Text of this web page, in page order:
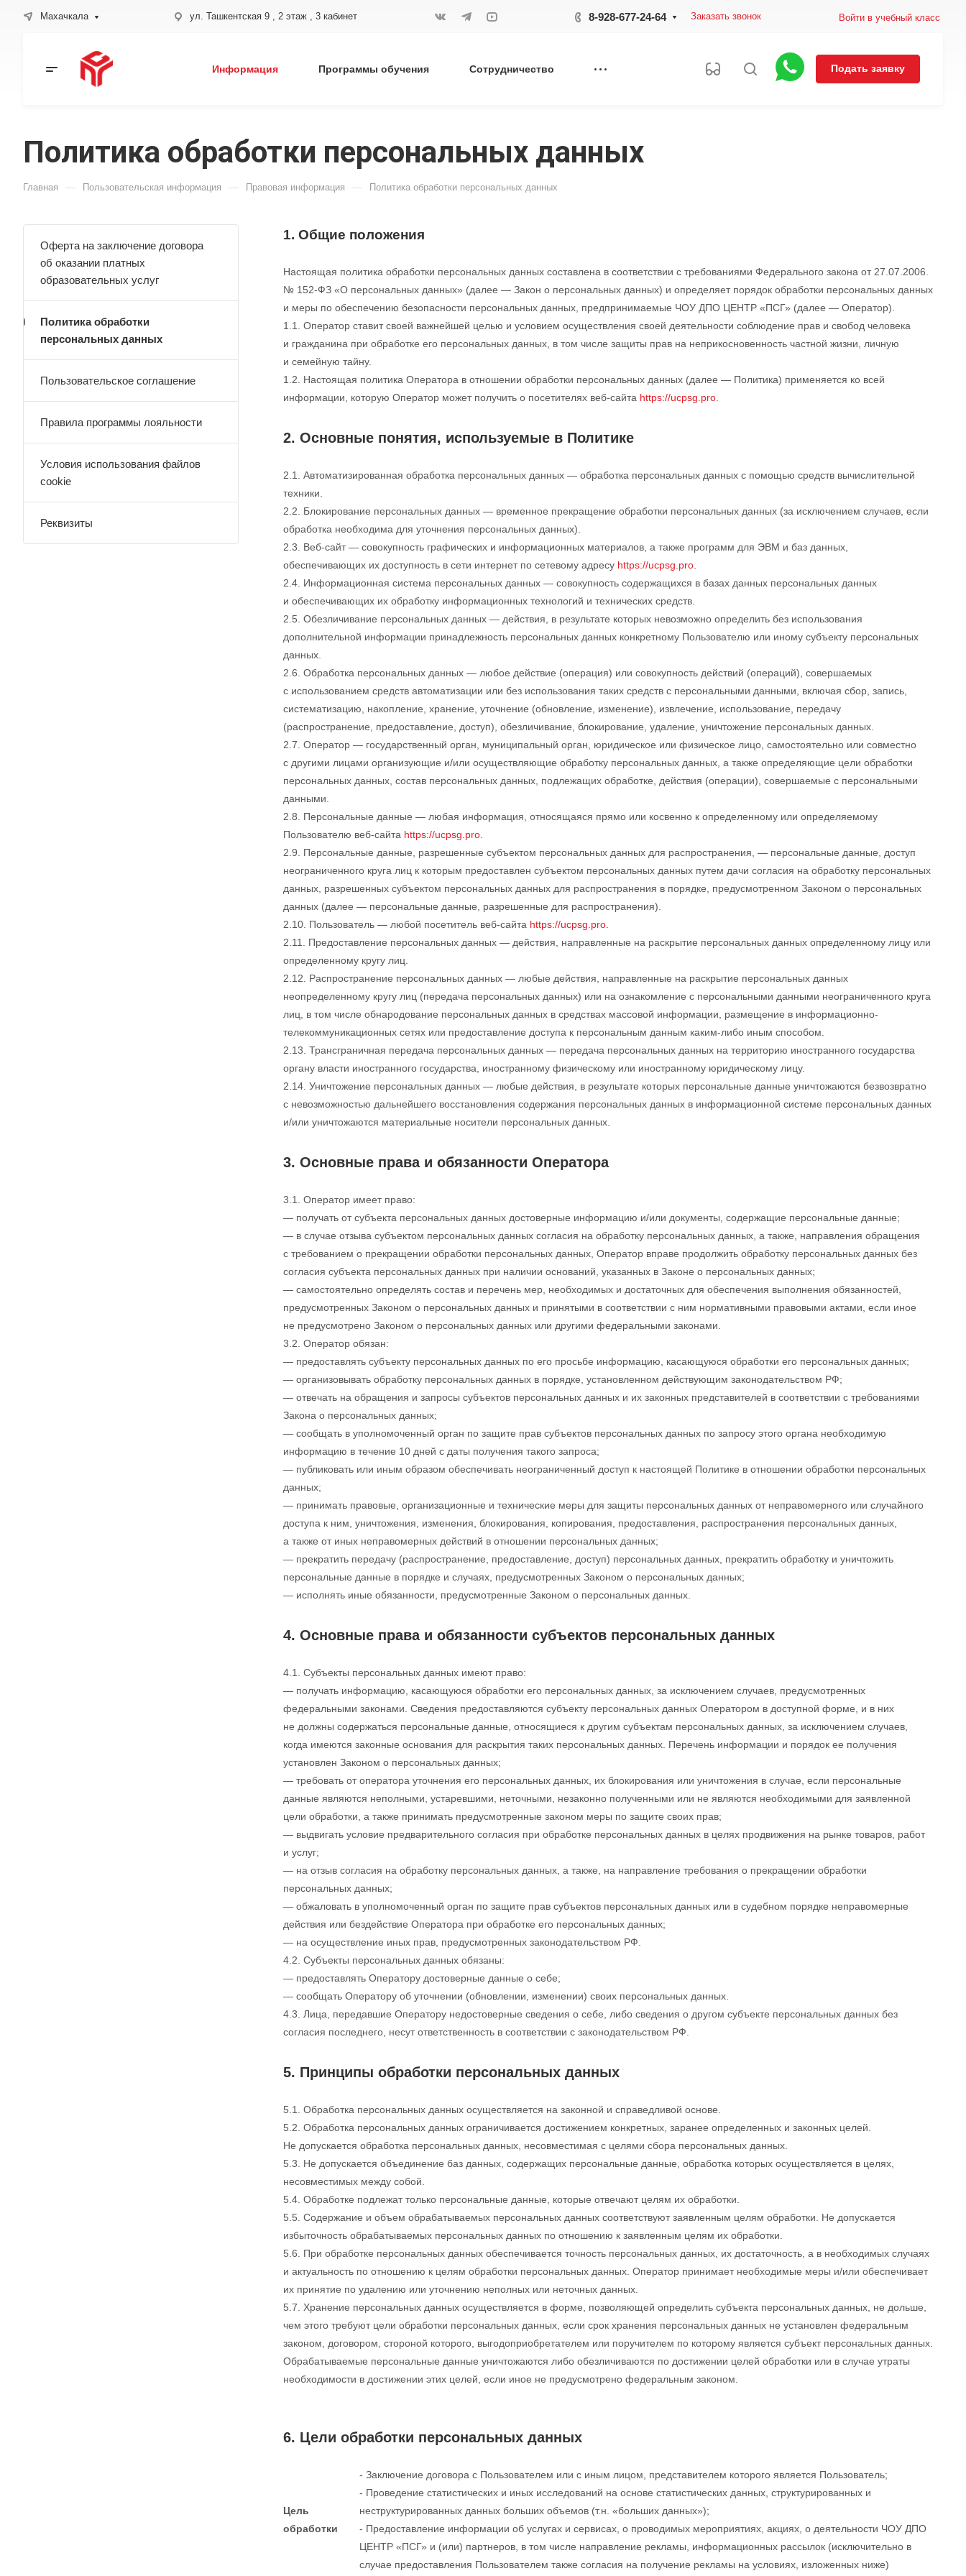
Махачкала ул. Ташкентская 9 , 2 этаж , 3 кабинет 8-928-677-24-64 Заказать звонок Войти в учебный класс
Информация Программы обучения Сотрудничество Подать заявку
Политика обработки персональных данных
Главная — Пользовательская информация — Правовая информация — Политика обработки персональных данных
1. Общие положения
Настоящая политика обработки персональных данных составлена в соответствии с требованиями Федерального закона от 27.07.2006.
№ 152-ФЗ «О персональных данных» (далее — Закон о персональных данных) и определяет порядок обработки персональных данных
и меры по обеспечению безопасности персональных данных, предпринимаемые ЧОУ ДПО ЦЕНТР «ПСГ» (далее — Оператор).
1.1. Оператор ставит своей важнейшей целью и условием осуществления своей деятельности соблюдение прав и свобод человека
и гражданина при обработке его персональных данных, в том числе защиты прав на неприкосновенность частной жизни, личную
и семейную тайну.
1.2. Настоящая политика Оператора в отношении обработки персональных данных (далее — Политика) применяется ко всей
информации, которую Оператор может получить о посетителях веб-сайта https://ucpsg.pro
2. Основные понятия, используемые в Политике
2.1. Автоматизированная обработка персональных данных — обработка персональных данных с помощью средств вычислительной
техники.
2.2. Блокирование персональных данных — временное прекращение обработки персональных данных (за исключением случаев, если
обработка необходима для уточнения персональных данных).
2.3. Веб-сайт — совокупность графических и информационных материалов, а также программ для ЭВМ и баз данных,
обеспечивающих их доступность в сети интернет по сетевому адресу https://ucpsg.pro
2.4. Информационная система персональных данных — совокупность содержащихся в базах данных персональных данных
и обеспечивающих их обработку информационных технологий и технических средств.
2.5. Обезличивание персональных данных — действия, в результате которых невозможно определить без использования
дополнительной информации принадлежность персональных данных конкретному Пользователю или иному субъекту персональных
данных.
2.6. Обработка персональных данных — любое действие (операция) или совокупность действий (операций), совершаемых
с использованием средств автоматизации или без использования таких средств с персональными данными, включая сбор, запись,
систематизацию, накопление, хранение, уточнение (обновление, изменение), извлечение, использование, передачу
(распространение, предоставление, доступ), обезличивание, блокирование, удаление, уничтожение персональных данных.
2.7. Оператор — государственный орган, муниципальный орган, юридическое или физическое лицо, самостоятельно или совместно
с другими лицами организующие и/или осуществляющие обработку персональных данных, а также определяющие цели обработки
персональных данных, состав персональных данных, подлежащих обработке, действия (операции), совершаемые с персональными
данными.
2.8. Персональные данные — любая информация, относящаяся прямо или косвенно к определенному или определяемому
Пользователю веб-сайта https://ucpsg.pro
2.9. Персональные данные, разрешенные субъектом персональных данных для распространения, — персональные данные, доступ
неограниченного круга лиц к которым предоставлен субъектом персональных данных путем дачи согласия на обработку персональных
данных, разрешенных субъектом персональных данных для распространения в порядке, предусмотренном Законом о персональных
данных (далее — персональные данные, разрешенные для распространения).
2.10. Пользователь — любой посетитель веб-сайта https://ucpsg.pro
2.11. Предоставление персональных данных — действия, направленные на раскрытие персональных данных определенному лицу или
определенному кругу лиц.
2.12. Распространение персональных данных — любые действия, направленные на раскрытие персональных данных
неопределенному кругу лиц (передача персональных данных) или на ознакомление с персональными данными неограниченного круга
лиц, в том числе обнародование персональных данных в средствах массовой информации, размещение в информационно-
телекоммуникационных сетях или предоставление доступа к персональным данным каким-либо иным способом.
2.13. Трансграничная передача персональных данных — передача персональных данных на территорию иностранного государства
органу власти иностранного государства, иностранному физическому или иностранному юридическому лицу.
2.14. Уничтожение персональных данных — любые действия, в результате которых персональные данные уничтожаются безвозвратно
с невозможностью дальнейшего восстановления содержания персональных данных в информационной системе персональных данных
и/или уничтожаются материальные носители персональных данных.
3. Основные права и обязанности Оператора
3.1. Оператор имеет право:
— получать от субъекта персональных данных достоверные информацию и/или документы, содержащие персональные данные;
— в случае отзыва субъектом персональных данных согласия на обработку персональных данных, а также, направления обращения
с требованием о прекращении обработки персональных данных, Оператор вправе продолжить обработку персональных данных без
согласия субъекта персональных данных при наличии оснований, указанных в Законе о персональных данных;
— самостоятельно определять состав и перечень мер, необходимых и достаточных для обеспечения выполнения обязанностей,
предусмотренных Законом о персональных данных и принятыми в соответствии с ним нормативными правовыми актами, если иное
не предусмотрено Законом о персональных данных или другими федеральными законами.
3.2. Оператор обязан:
— предоставлять субъекту персональных данных по его просьбе информацию, касающуюся обработки его персональных данных;
— организовывать обработку персональных данных в порядке, установленном действующим законодательством РФ;
— отвечать на обращения и запросы субъектов персональных данных и их законных представителей в соответствии с требованиями
Закона о персональных данных;
— сообщать в уполномоченный орган по защите прав субъектов персональных данных по запросу этого органа необходимую
информацию в течение 10 дней с даты получения такого запроса;
— публиковать или иным образом обеспечивать неограниченный доступ к настоящей Политике в отношении обработки персональных
данных;
— принимать правовые, организационные и технические меры для защиты персональных данных от неправомерного или случайного
доступа к ним, уничтожения, изменения, блокирования, копирования, предоставления, распространения персональных данных,
а также от иных неправомерных действий в отношении персональных данных;
— прекратить передачу (распространение, предоставление, доступ) персональных данных, прекратить обработку и уничтожить
персональные данные в порядке и случаях, предусмотренных Законом о персональных данных;
— исполнять иные обязанности, предусмотренные Законом о персональных данных.
4. Основные права и обязанности субъектов персональных данных
4.1. Субъекты персональных данных имеют право:
— получать информацию, касающуюся обработки его персональных данных, за исключением случаев, предусмотренных
федеральными законами. Сведения предоставляются субъекту персональных данных Оператором в доступной форме, и в них
не должны содержаться персональные данные, относящиеся к другим субъектам персональных данных, за исключением случаев,
когда имеются законные основания для раскрытия таких персональных данных. Перечень информации и порядок ее получения
установлен Законом о персональных данных;
— требовать от оператора уточнения его персональных данных, их блокирования или уничтожения в случае, если персональные
данные являются неполными, устаревшими, неточными, незаконно полученными или не являются необходимыми для заявленной
цели обработки, а также принимать предусмотренные законом меры по защите своих прав;
— выдвигать условие предварительного согласия при обработке персональных данных в целях продвижения на рынке товаров, работ
и услуг;
— на отзыв согласия на обработку персональных данных, а также, на направление требования о прекращении обработки
персональных данных;
— обжаловать в уполномоченный орган по защите прав субъектов персональных данных или в судебном порядке неправомерные
действия или бездействие Оператора при обработке его персональных данных;
— на осуществление иных прав, предусмотренных законодательством РФ.
4.2. Субъекты персональных данных обязаны:
— предоставлять Оператору достоверные данные о себе;
— сообщать Оператору об уточнении (обновлении, изменении) своих персональных данных.
4.3. Лица, передавшие Оператору недостоверные сведения о себе, либо сведения о другом субъекте персональных данных без
согласия последнего, несут ответственность в соответствии с законодательством РФ.
5. Принципы обработки персональных данных
5.1. Обработка персональных данных осуществляется на законной и справедливой основе.
5.2. Обработка персональных данных ограничивается достижением конкретных, заранее определенных и законных целей.
Не допускается обработка персональных данных, несовместимая с целями сбора персональных данных.
5.3. Не допускается объединение баз данных, содержащих персональные данные, обработка которых осуществляется в целях,
несовместимых между собой.
5.4. Обработке подлежат только персональные данные, которые отвечают целям их обработки.
5.5. Содержание и объем обрабатываемых персональных данных соответствуют заявленным целям обработки. Не допускается
избыточность обрабатываемых персональных данных по отношению к заявленным целям их обработки.
5.6. При обработке персональных данных обеспечивается точность персональных данных, их достаточность, а в необходимых случаях
и актуальность по отношению к целям обработки персональных данных. Оператор принимает необходимые меры и/или обеспечивает
их принятие по удалению или уточнению неполных или неточных данных.
5.7. Хранение персональных данных осуществляется в форме, позволяющей определить субъекта персональных данных, не дольше,
чем этого требуют цели обработки персональных данных, если срок хранения персональных данных не установлен федеральным
законом, договором, стороной которого, выгодоприобретателем или поручителем по которому является субъект персональных данных.
Обрабатываемые персональные данные уничтожаются либо обезличиваются по достижении целей обработки или в случае утраты
необходимости в достижении этих целей, если иное не предусмотрено федеральным законом.
6. Цели обработки персональных данных
Цель
обработки
- Заключение договора с Пользователем или с иным лицом, представителем которого является Пользователь;
- Проведение статистических и иных исследований на основе статистических данных, структурированных и
неструктурированных данных больших объемов (т.н. «больших данных»);
- Предоставление информации об услугах и сервисах, о проводимых мероприятиях, акциях, о деятельности ЧОУ ДПО
ЦЕНТР «ПСГ» и (или) партнеров, в том числе направление рекламы, информационных рассылок (исключительно в
случае предоставления Пользователем также согласия на получение рекламы на условиях, изложенных ниже)
Оферта на заключение договора
об оказании платных
образовательных услуг
Политика обработки
персональных данных
Пользовательское соглашение
Правила программы лояльности
Условия использования файлов
cookie
Реквизиты